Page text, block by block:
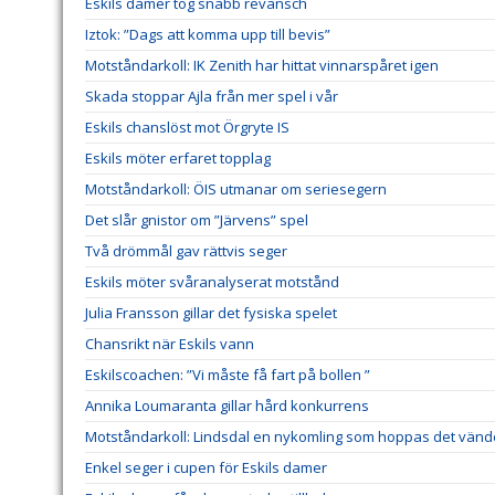
Iztok: ”Dags att komma upp till bevis”
Motståndarkoll: IK Zenith har hittat vinnarspåret igen
Skada stoppar Ajla från mer spel i vår
Eskils chanslöst mot Örgryte IS
Eskils möter erfaret topplag
Motståndarkoll: ÖIS utmanar om seriesegern
Det slår gnistor om ”Järvens” spel
Två drömmål gav rättvis seger
Eskils möter svåranalyserat motstånd
Julia Fransson gillar det fysiska spelet
Chansrikt när Eskils vann
Eskilscoachen: ”Vi måste få fart på bollen ”
Annika Loumaranta gillar hård konkurrens
Motståndarkoll: Lindsdal en nykomling som hoppas det
Enkel seger i cupen för Eskils damer